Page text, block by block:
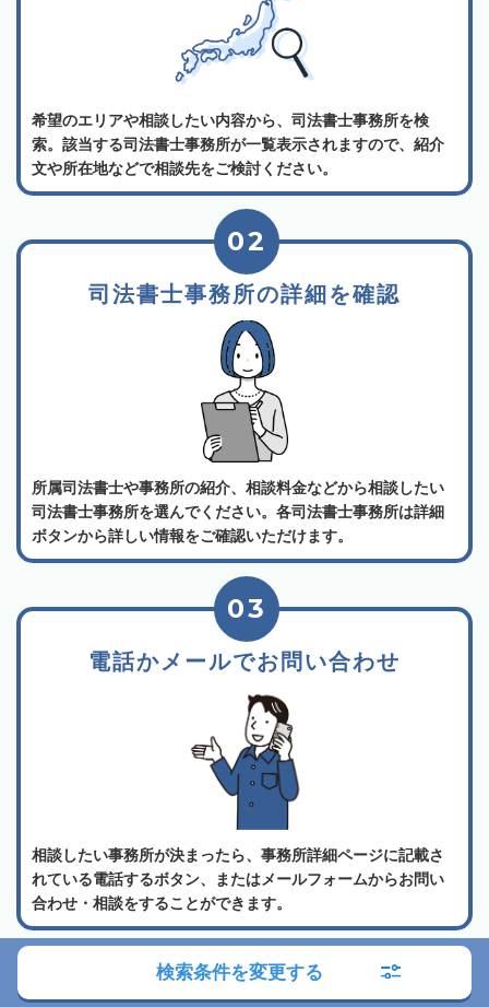
希望のエリアや相談したい内容から、司法書士事務所を検
索。該当する司法書士事務所が一覧表示されますので、紹介
文や所在地などで相談先をご検討ください。
司法書士事務所の詳細を確認
02
所属司法書士や事務所の紹介、相談料金などから相談したい
司法書士事務所を選んでください。各司法書士事務所は詳細
ボタンから詳しい情報をご確認いただけます。
電話かメールでお問い合わせ
03
相談したい事務所が決まったら、事務所詳細ページに記載さ
れている電話するボタン、またはメールフォームからお問い
合わせ・相談をすることができます。
よくある質問検索条件を変更する